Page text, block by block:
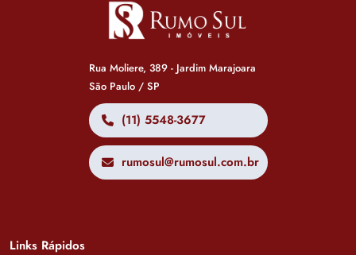
Rua Moliere, 389 - Jardim Marajoara
São Paulo / SP
(11) 5548-3677
rumosul@rumosul.com.br
Links Rápidos